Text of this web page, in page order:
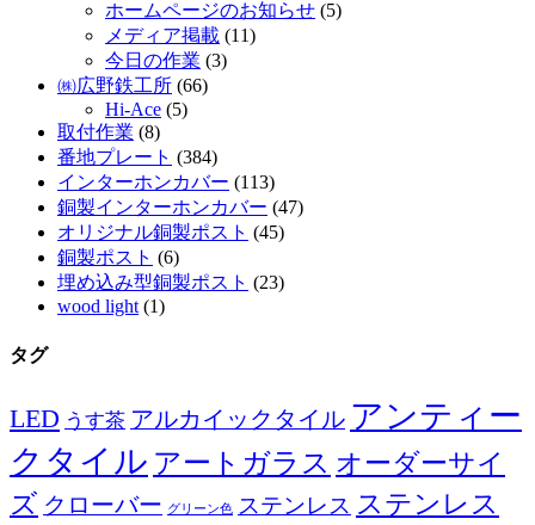
ホームページのお知らせ (5)
メディア掲載 (11)
今日の作業 (3)
㈱広野鉄工所 (66)
Hi-Ace (5)
取付作業 (8)
番地プレート (384)
インターホンカバー (113)
銅製インターホンカバー (47)
オリジナル銅製ポスト (45)
銅製ポスト (6)
埋め込み型銅製ポスト (23)
wood light (1)
タグ
LED うす茶 アルカイックタイル アンティー
クタイル アートガラス オーダーサイ
ズ クローバー グリーン色 ステンレス ステンレス